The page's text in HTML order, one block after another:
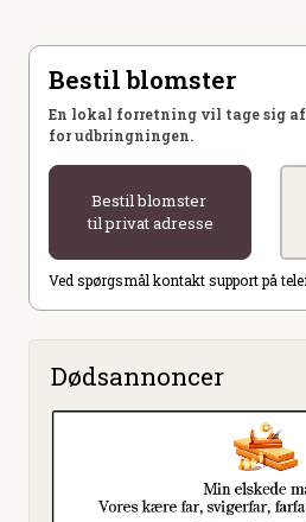
Bestil blomster
En lokal forretning vil tage sig
for udbringningen.
Bestil blomster
til privat adresse
Ved spørgsmål kontakt support på
Dødsannoncer